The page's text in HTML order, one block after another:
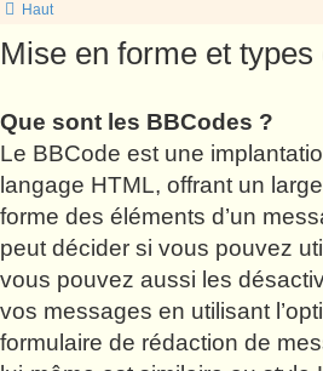
Haut
Mise en forme et types
Que sont les BBCodes ?
Le BBCode est une
langage HTML, offrant un
forme des éléments d’un
peut décider si vous pouvez
vous pouvez aussi les
vos messages en utilisant
formulaire de rédaction de